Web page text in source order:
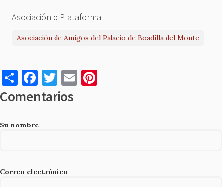
Asociación o Plataforma
Asociación de Amigos del Palacio de Boadilla del Monte
S
h
ar
e
F
a
c
e
o
T
w
it
E
m
Comentarios
Su nombre
Correo electrónico